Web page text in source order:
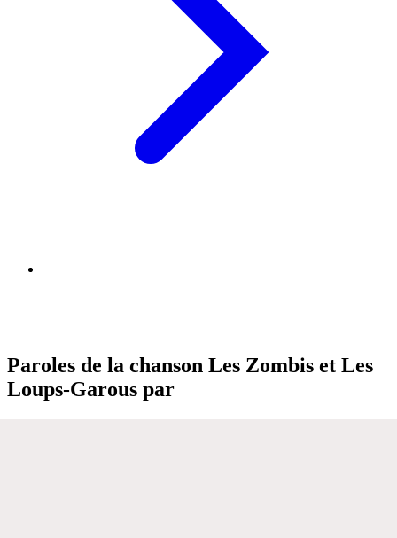
Paroles de la chanson Les Zombis et Les
Loups-Garous par